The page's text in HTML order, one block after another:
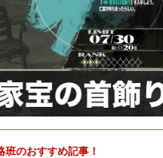
班のおすすめ記事！